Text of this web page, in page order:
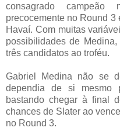
consagrado
precocemente no Round
Havaí. Com muitas
possibilidades de
três candidatos ao troféu.
Gabriel Medina não se
dependia de si mesmo
bastando chegar à final
chances de Slater ao
no Round 3.